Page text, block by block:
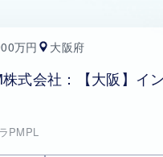
万円 大阪府
式会社：【大阪】イ
PMPL